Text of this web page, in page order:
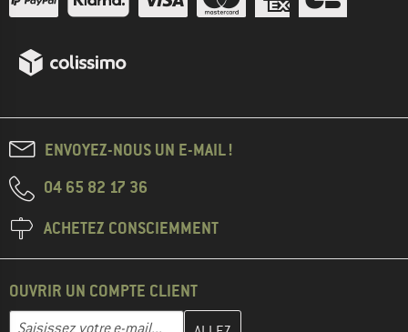
ENVOYEZ-NOUS UN E-MAIL !
04 65 82 17 36
ACHETEZ CONSCIEMMENT
OUVRIR UN COMPTE CLIENT
Adresse e-mail
Entrez votre adresse e-mail ici et créez votre compte client à la